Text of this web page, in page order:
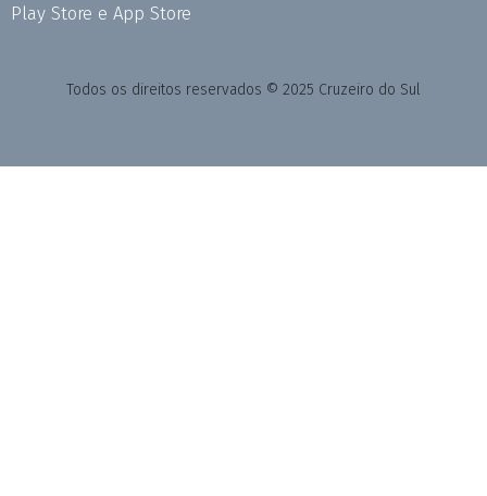
Play Store e App Store
Todos os direitos reservados © 2025 Cruzeiro do Sul